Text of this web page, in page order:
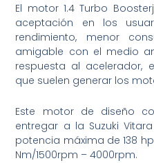
El motor 1.4 Turbo
aceptación en los
rendimiento, menor
amigable con el medio
respuesta al acelerador,
que suelen generar los
Este motor de diseño
entregar a la Suzuki
potencia máxima de 138
Nm/1500rpm – 4000rpm.